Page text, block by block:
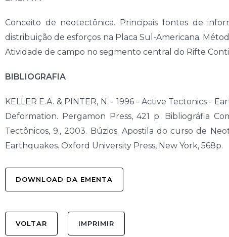
Conceito de neotectônica. Principais fontes de
distribuição de esforços na Placa Sul-Americana.
Atividade de campo no segmento central do Rifte
BIBLIOGRAFIA
KELLER E.A. & PINTER, N. - 1996 - Active Tectonics -
Deformation. Pergamon Press, 421 p. Bibliográfia
Tectônicos, 9., 2003. Búzios. Apostila do curso de
Earthquakes. Oxford University Press, New York, 568p.
DOWNLOAD DA EMENTA
VOLTAR IMPRIMIR